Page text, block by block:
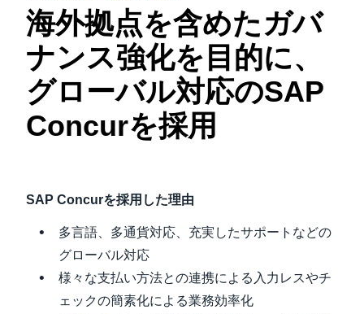
Canada (English)
Canada (Français)
México (Español)
Brasil (Português)
United Kingdom (English)
France (Français)
Deutschland (Deutsch)
Italia (Italiano)
Belgium (English)
ASIA PACIFIC
Australia (English)
India (English)
日本（日本語)
海外拠点を含めたガバ
ナンス強化を目的に、
グローバル対応のSAP
Concurを採用
SAP Concurを採用した理由
多言語、多通貨対応、充実したサポートなどの
グローバル対応
様々な支払い方法との連携による入力レスやチ
ェックの簡素化による業務効率化